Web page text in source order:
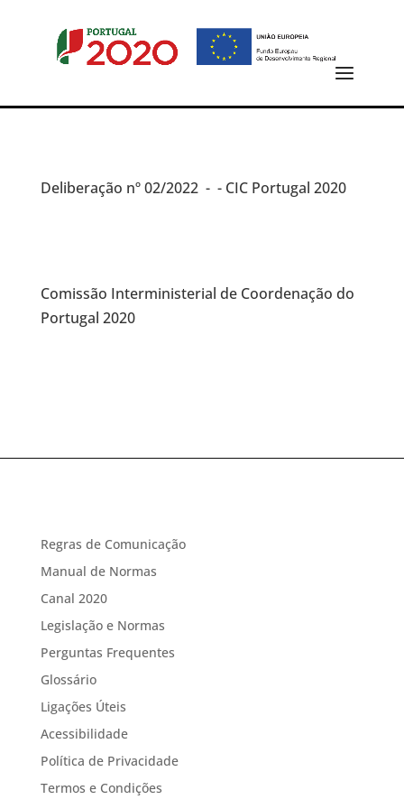
Deliberação nº 02/2022 - - CIC Portugal 2020
Comissão Interministerial de Coordenação do
Portugal 2020
Regras de Comunicação
Manual de Normas
Canal 2020
Legislação e Normas
Perguntas Frequentes
Glossário
Ligações Úteis
Acessibilidade
Política de Privacidade
Termos e Condições